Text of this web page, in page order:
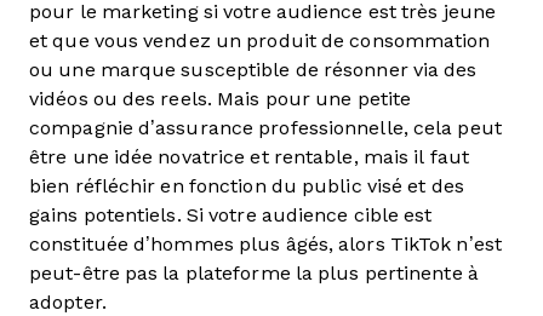
pour le marketing si votre audience est très jeune
et que vous vendez un produit de consommation
ou une marque susceptible de résonner via des
vidéos ou des reels. Mais pour une petite
compagnie d’assurance professionnelle, cela peut
être une idée novatrice et rentable, mais il faut
bien réfléchir en fonction du public visé et des
gains potentiels. Si votre audience cible est
constituée d’hommes plus âgés, alors TikTok n’est
peut-être pas la plateforme la plus pertinente à
adopter.